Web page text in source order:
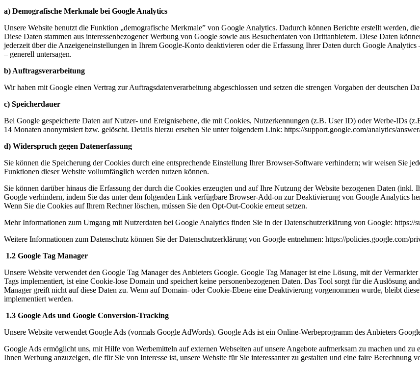
a) Demografische Merkmale bei Google Analytics
Unsere Website benutzt die Funktion „demografische Merkmale” von Google Analytics. Dadurch können Berichte erstellt werden,
Diese Daten stammen aus interessenbezogener Werbung von Google sowie aus Besucherdaten von Drittanbietern. Diese Daten
jederzeit über die Anzeigeneinstellungen in Ihrem Google-Konto deaktivieren oder die Erfassung Ihrer Daten durch Google
– generell untersagen.
b) Auftragsverarbeitung
Wir haben mit Google einen Vertrag zur Auftragsdatenverarbeitung abgeschlossen und setzen die strengen Vorgaben der deutschen
c) Speicherdauer
Bei Google gespeicherte Daten auf Nutzer- und Ereignisebene, die mit Cookies, Nutzerkennungen (z.B. User ID) oder Werbe-IDs
14 Monaten anonymisiert bzw. gelöscht. Details hierzu ersehen Sie unter folgendem Link: https://support.google.com/analytics/
d) Widerspruch gegen Datenerfassung
Sie können die Speicherung der Cookies durch eine entsprechende Einstellung Ihrer Browser-Software verhindern; wir weisen Sie
Funktionen dieser Website vollumfänglich werden nutzen können.
Sie können darüber hinaus die Erfassung der durch die Cookies erzeugten und auf Ihre Nutzung der Website bezogenen Daten
Google verhindern, indem Sie das unter dem folgenden Link verfügbare Browser-Add-on zur Deaktivierung von Google Analytics
Wenn Sie die Cookies auf Ihrem Rechner löschen, müssen Sie den Opt-Out-Cookie erneut setzen.
Mehr Informationen zum Umgang mit Nutzerdaten bei Google Analytics finden Sie in der Datenschutzerklärung von Google: https://
Weitere Informationen zum Datenschutz können Sie der Datenschutzerklärung von Google entnehmen: https://policies.google.com/
1.2 Google Tag Manager
Unsere Website verwendet den Google Tag Manager des Anbieters Google. Google Tag Manager ist eine Lösung, mit der
Tags implementiert, ist eine Cookie-lose Domain und speichert keine personenbezogenen Daten. Das Tool sorgt für die Auslösung
Manager greift nicht auf diese Daten zu. Wenn auf Domain- oder Cookie-Ebene eine Deaktivierung vorgenommen wurde, bleibt
implementiert werden.
1.3 Google Ads und Google Conversion-Tracking
Unsere Website verwendet Google Ads (vormals Google AdWords). Google Ads ist ein Online-Werbeprogramm des Anbieters
Google Ads ermöglicht uns, mit Hilfe von Werbemitteln auf externen Webseiten auf unsere Angebote aufmerksam zu machen und
Ihnen Werbung anzuzeigen, die für Sie von Interesse ist, unsere Website für Sie interessanter zu gestalten und eine faire Berechnung